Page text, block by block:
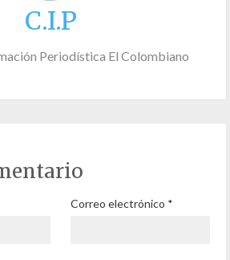
C.I.P
Periodística El Colombiano
Correo electrónico *